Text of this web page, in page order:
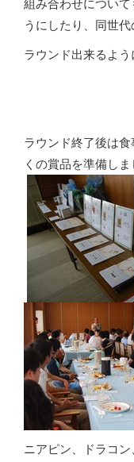
組み合わせについ
うにしたり、同世代
ラウンド出来るよ
ラウンド終了後は
くの賞品を準備しま
ニアピン、ドラコ